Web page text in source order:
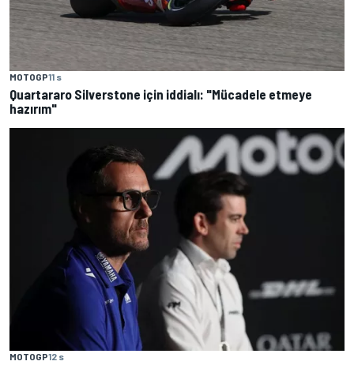
MOTOGP11 s
Quartararo Silverstone için iddialı: "Mücadele etmeye
hazırım"
MOTOGP12 s